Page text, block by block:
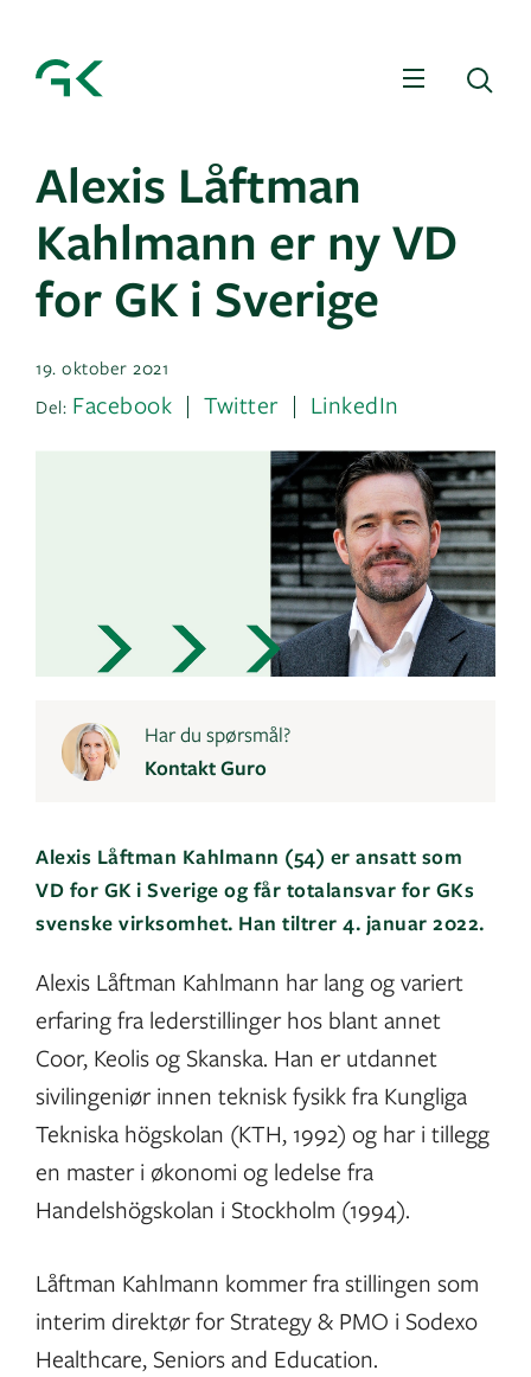
Meny
Alexis Låftman
Kahlmann er ny VD
for GK i Sverige
19. oktober 2021
Del: Facebook Twitter LinkedIn
Har du spørsmål?
Kontakt Guro
Alexis Låftman Kahlmann (54) er ansatt som
VD for GK i Sverige og får totalansvar for GKs
svenske virksomhet. Han tiltrer 4. januar 2022.
Alexis Låftman Kahlmann har lang og variert
erfaring fra lederstillinger hos blant annet
Coor, Keolis og Skanska. Han er utdannet
sivilingeniør innen teknisk fysikk fra Kungliga
Tekniska högskolan (KTH, 1992) og har i tillegg
en master i økonomi og ledelse fra
Handelshögskolan i Stockholm (1994).
Låftman Kahlmann kommer fra stillingen som
interim direktør for Strategy & PMO i Sodexo
Healthcare, Seniors and Education.